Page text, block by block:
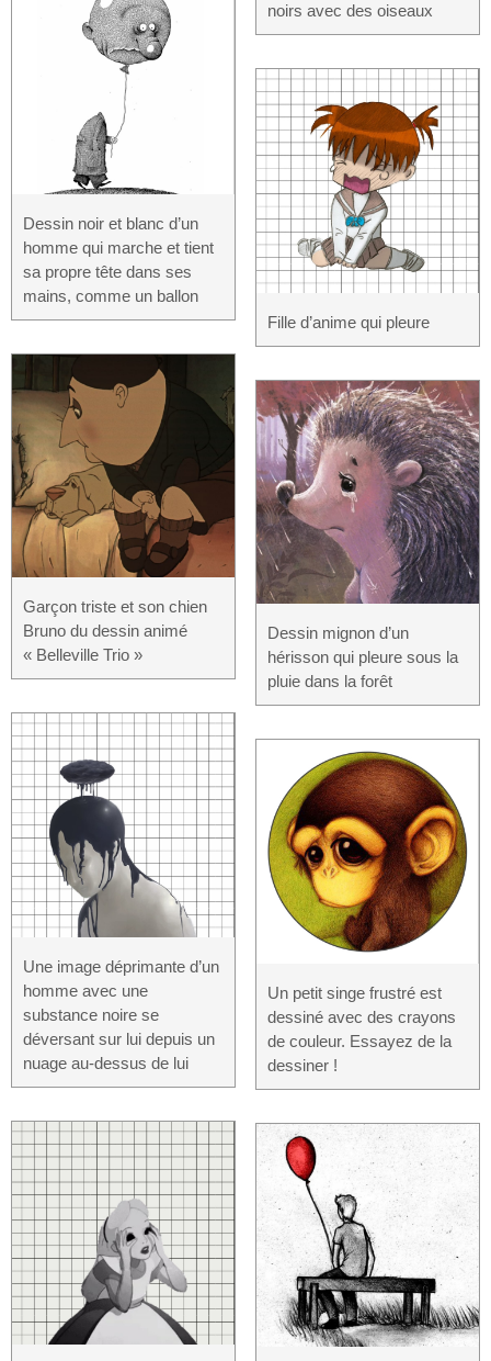
Dessin noir et blanc d’un
homme qui marche et tient
sa propre tête dans ses
mains, comme un ballon
Garçon triste et son chien
Bruno du dessin animé
« Belleville Trio »
Une image déprimante d’un
homme avec une
substance noire se
déversant sur lui depuis un
nuage au-dessus de lui
noirs avec des oiseaux
Fille d’anime qui pleure
Dessin mignon d’un
hérisson qui pleure sous la
pluie dans la forêt
Un petit singe frustré est
dessiné avec des crayons
de couleur. Essayez de la
dessiner !